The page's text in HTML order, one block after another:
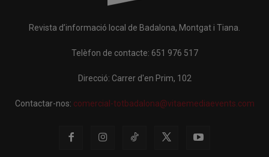
Revista d’informació local de Badalona, Montgat i Tiana.
Telèfon de contacte: 651 976 517
Direcció: Carrer d'en Prim, 102
Contactar-nos: comercial-totbadalona@vitaemediaevents.com